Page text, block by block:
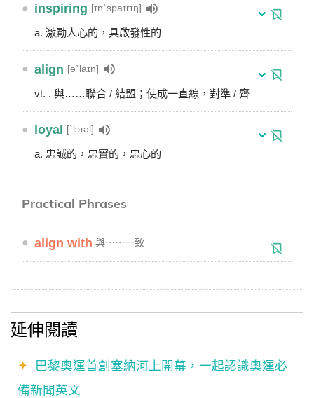
● inspiring [ɪnˋspaɪrɪŋ]
a. 激勵人心的，具啟發性的
● align [əˋlaɪn]
vt. . 與……聯合 / 結盟；使成一直線，對準 / 齊
● loyal [ˋlɔɪəl]
a. 忠誠的，忠實的，忠心的
Practical Phrases
● align with 與⋯⋯一致
延伸閱讀
✦
巴黎奧運首創塞納河上開幕，一起認識奧運必
備新聞英文